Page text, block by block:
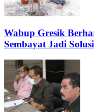
Wabup Gresik
Sembayat Jadi